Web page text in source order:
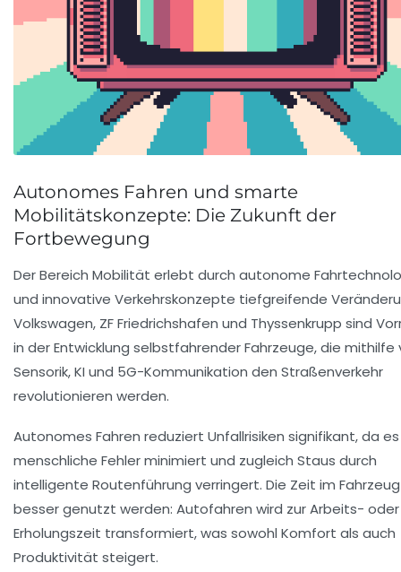
Autonomes Fahren und smarte
Mobilitätskonzepte: Die Zukunft der
Fortbewegung
Der Bereich Mobilität erlebt durch autonome
und innovative Verkehrskonzepte tiefgreifende
Volkswagen, ZF Friedrichshafen und Thyssenkrupp sind
in der Entwicklung selbstfahrender Fahrzeuge, die mithilfe
Sensorik, KI und 5G-Kommunikation den Straßenverkehr
revolutionieren werden.
Autonomes Fahren reduziert Unfallrisiken signifikant, da es
menschliche Fehler minimiert und zugleich Staus durch
intelligente Routenführung verringert. Die Zeit im
besser genutzt werden: Autofahren wird zur Arbeits- oder
Erholungszeit transformiert, was sowohl Komfort als auch
Produktivität steigert.